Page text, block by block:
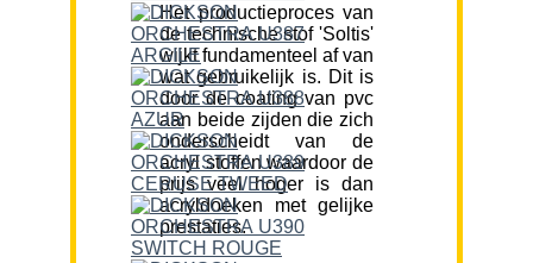
Het productieproces van
de technische stof 'Soltis'
wijkt fundamenteel af van
wat gebruikelijk is. Dit is
door de coating van pvc
aan beide zijden die zich
onderscheidt van de
acryl stoffen waardoor de
prijs veel hoger is dan
acryldoeken met gelijke
prestaties.